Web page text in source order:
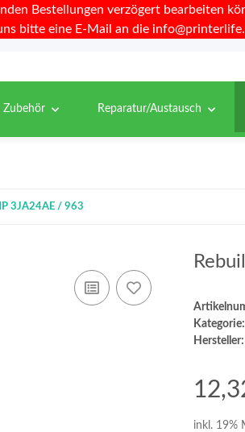
Bestellungen verzögert bearbeiten
bitte eine E-Mail an die
Zubehör Reparatur/Austausch
3JA24AE / 963
Kategorie:
Hersteller:
inkl. 19%